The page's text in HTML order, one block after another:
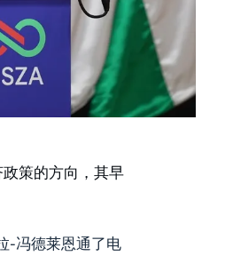
策的方向，其早
-冯德莱恩通了电